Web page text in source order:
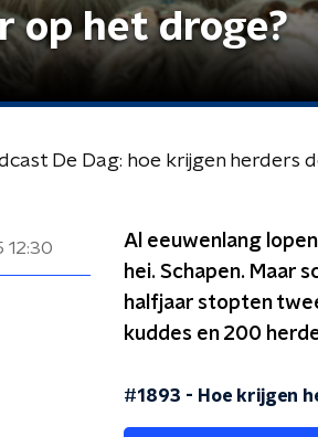
op het droge?
De Dag: hoe krijgen herders
12:30
Al eeuwenlang
hei. Schapen. Maar
halfjaar stopten
kuddes en 200
#1893 - Hoe krijgen